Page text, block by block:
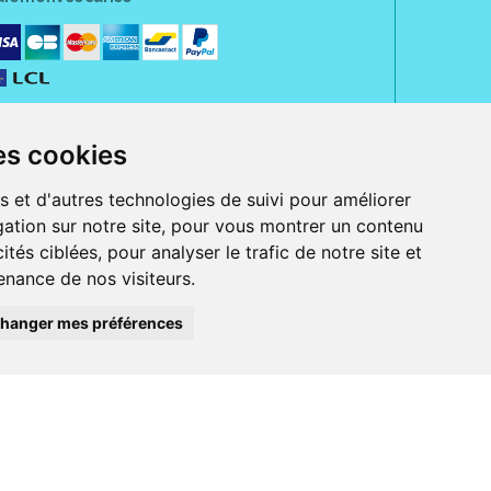
cookies
et d'autres technologies de suivi pour améliorer
sur notre site, pour vous montrer un contenu
ciblées, pour analyser le trafic de notre site et
de nos visiteurs.
mes préférences
Jeanne d' Harcourt, 80300 Albert.
ordonnance.
et iPod touch), ou sur Google Play (pour Androïd 5.0 ou version
Bancontact, PayPal.